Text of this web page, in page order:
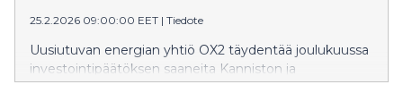
25.2.2026 09:00:00 EET | Tiedote
Uusiutuvan energian yhtiö OX2 täydentää joulukuussa
investointipäätöksen saaneita Kanniston ja